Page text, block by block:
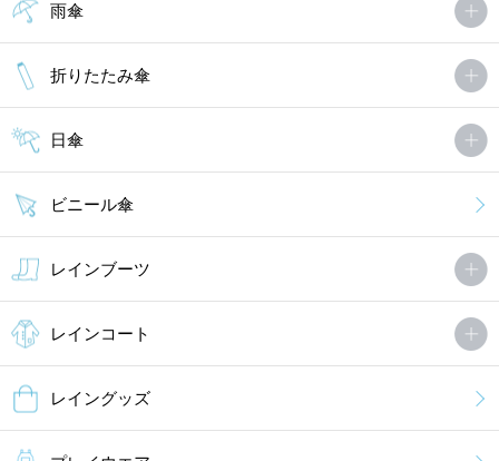
雨傘
折りたたみ傘
日傘
ビニール傘
レインブーツ
レインコート
レイングッズ